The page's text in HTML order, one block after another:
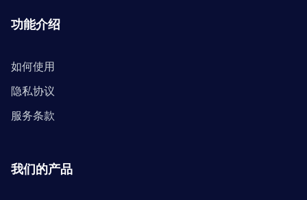
功能介绍
如何使用
隐私协议
服务条款
我们的产品